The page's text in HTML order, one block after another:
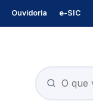
Ouvidoria e-SIC